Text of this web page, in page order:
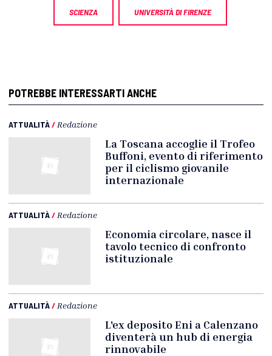
SCIENZA UNIVERSITÀ DI FIRENZE
POTREBBE INTERESSARTI ANCHE
ATTUALITÀ/ Redazione
La Toscana accoglie il Trofeo
Buffoni, evento di riferimento
per il ciclismo giovanile
internazionale
ATTUALITÀ/ Redazione
Economia circolare, nasce il
tavolo tecnico di confronto
istituzionale
ATTUALITÀ/ Redazione
L'ex deposito Eni a Calenzano
diventerà un hub di energia
rinnovabile